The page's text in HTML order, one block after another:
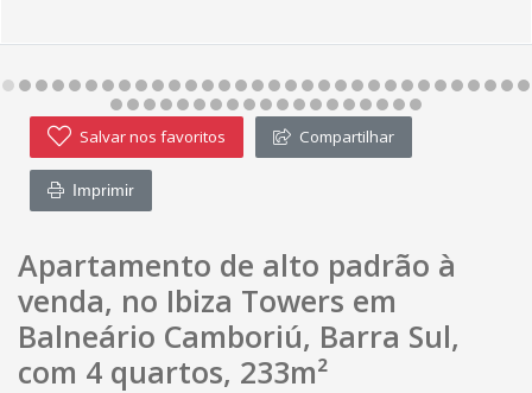
Salvar nos favoritos Compartilhar
Imprimir
Apartamento de alto padrão à
venda, no Ibiza Towers em
Balneário Camboriú, Barra Sul,
com 4 quartos, 233m²